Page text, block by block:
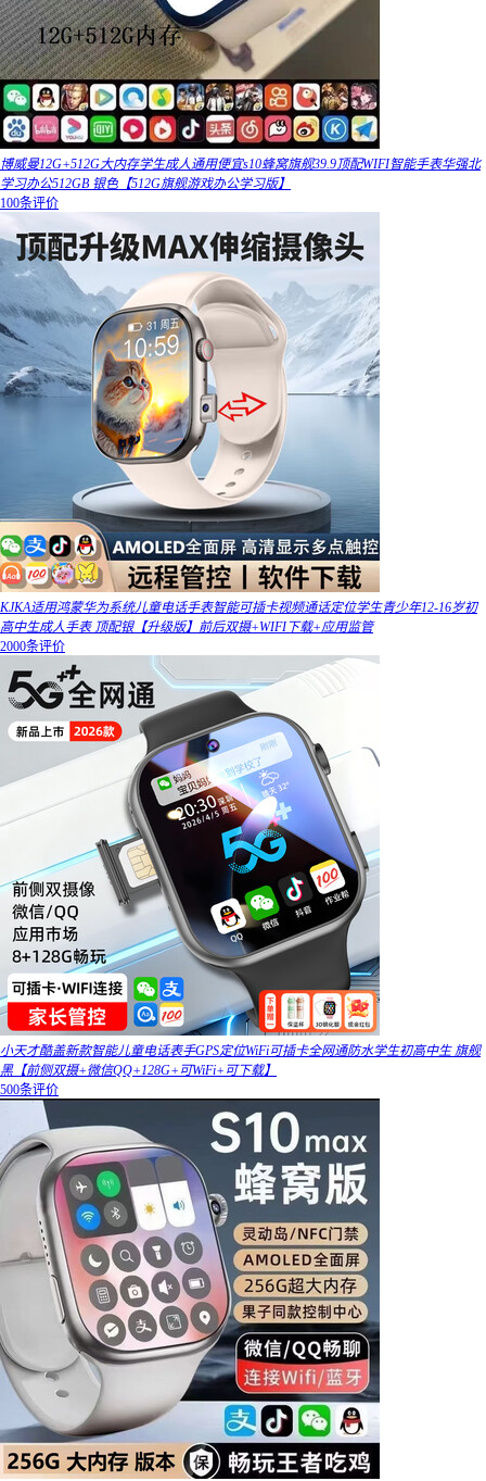
博威曼12G+512G大内存学生成人通用便宜s10蜂窝旗舰39.9顶配WIFI智能手表华强北
学习办公512GB 银色【512G旗舰游戏办公学习版】
100条评价
KJKA适用鸿蒙华为系统儿童电话手表智能可插卡视频通话定位学生青少年12-16岁初
高中生成人手表 顶配银【升级版】前后双摄+WIFI下载+应用监管
2000条评价
小天才酷盖新款智能儿童电话表手GPS定位WiFi可插卡全网通防水学生初高中生 旗舰
黑【前侧双摄+微信QQ+128G+可WiFi+可下载】
500条评价